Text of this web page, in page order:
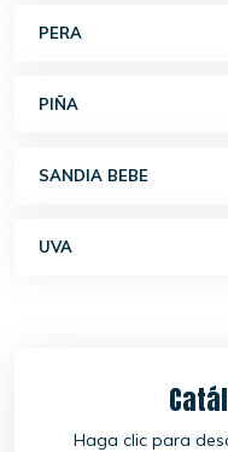
PERA
PIÑA
SANDIA BEBE
UVA
Haga clic para